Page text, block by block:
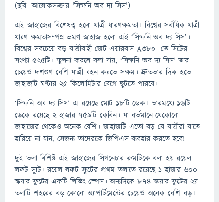
(ছবি- আলোকসজ্জায় 'সিম্ফনি অব দ্য সিস')
এই জাহাজের বিশেষত্ব হলো যাত্রী ধারণক্ষমতা। বিশ্বের সর্বাধিক যাত্রী
ধারণ ক্ষমতাসম্পন্ন ভ্রমণ জাহাজ হলো এই ‘সিম্ফনি অব দ্য সিস’।
বিশ্বের সবচেয়ে বড় যাত্রীবাহী জেট এয়ারবাস A380 -তে সিটের
সংখ্যা ৫২৫টি। তুলনা করলে বলা যায়, ‘সিম্ফনি অব দ্য সিস’ তার
চেয়েও দশগুণ বেশি যাত্রী বহন করতে সক্ষম। দ্রুততার দিক হতে
জাহাজটি ঘণ্টায় ২৫ কিলোমিটার বেগে ছুটতে পারবে।
‘সিম্ফনি অব দ্য সিস’ এ রয়েছে মোট ১৮টি ডেক। তারমধ্যে ১৬টি
ডেকে রয়েছে ২ হাজার ৭৫৯টি কেবিন। যা বর্তমানে যেকোনো
জাহাজের থেকেও অনেক বেশি। জাহাজটি এতো বড় যে যাত্রীরা যাতে
হারিয়ে না যান, সেজন্য তাদেরকে জিপিএস ব্যবহার করতে হবে!
দুই তলা বিশিষ্ট এই জাহাজের সিগনেচার রুমটিকে বলা হয় রয়েল
লফট স্যুট। রয়েল লফট স্যুটের প্রথম তলাতে রয়েছে ১ হাজার ৬০০
স্কয়ার ফুটের একটি লিভিং স্পেস। অন্যদিকে ৮৭৪ স্কয়ার ফুটের ২য়
তলাটি শহরের বড় কোনো অ্যাপার্টমেন্টের চেয়েও অনেক বেশি বড়।